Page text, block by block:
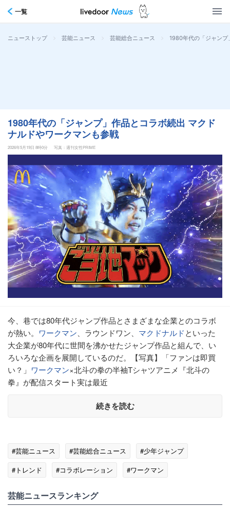
一覧
ニューストップ > 芸能ニュース > 芸能総合ニュース > 1980年代の「ジャンプ
1980年代の「ジャンプ」作品とコラボ続出 マクド
ナルドやワークマンも参戦
2026年5月19日 8時0分 写真：週刊女性PRIME
今、巷では80年代ジャンプ作品とさまざまな企業とのコラボ
が熱い。 ワークマン 、ラウンドワン、 マクドナルドといった
大企業が80年代に世間を沸かせたジャンプ作品と組んで、い
ろいろな企画を展開しているのだ。【写真】「ファンは即買
い？」 ワークマン×北斗の拳の半袖Tシャツアニメ『北斗の
拳』が配信スタート実は最近
続きを読む
#芸能ニュース #芸能総合ニュース
#少年ジャンプ
#トレンド
#コラボレーション
#ワークマン
芸能ニュースランキング